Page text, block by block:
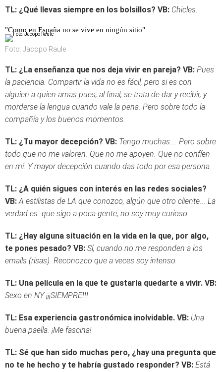
TL: ¿Qué llevas siempre en los bolsillos? VB: Chicles.
"Como en España no se vive en ningún sitio"
Foto: Jacopo Raule
TL: ¿La enseñanza que nos deja vivir en pareja? VB: Pues
la paciencia. Compartir la vida no es fácil, pero si es con
alguien a quien amas pues, al final, se trata de dar y recibir, y
morderse la lengua cuando vale la pena. Pero sobre todo la
compañía y los buenos momentos.
TL: ¿Tu mayor decepción? VB: Tengo muchas…. Pero sobre
todo que no me valoren. Que no me apoyen. Que no confíen
en mí. Y mayor decepción cuando das todo por esa persona.
TL: ¿A quién sigues con interés en las redes sociales?
VB: A estilistas de LA que conozco, algún que otro cliente... La
verdad es que sigo a poca gente, no soy muy curioso.
TL: ¿Hay alguna situación en la vida en la que, por algo,
te pones pesado? VB: Sí, cuando no me responden a los
emails (risas). Reconozco que a veces soy intenso.
TL: Una película en la que te gustaría quedarte a vivir. VB:
Sexo en NY ¡¡¡SIEMPRE!!!
TL: Esa experiencia gastronómica inolvidable. VB: Una
buena paella. ¡Me fascina!
TL: Sé que han sido muchas pero, ¿hay una pregunta que
no te he hecho y te habría gustado responder? VB: Está